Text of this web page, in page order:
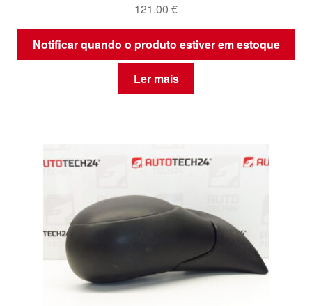
121.00 €
Notificar quando o produto estiver em estoque
Ler mais